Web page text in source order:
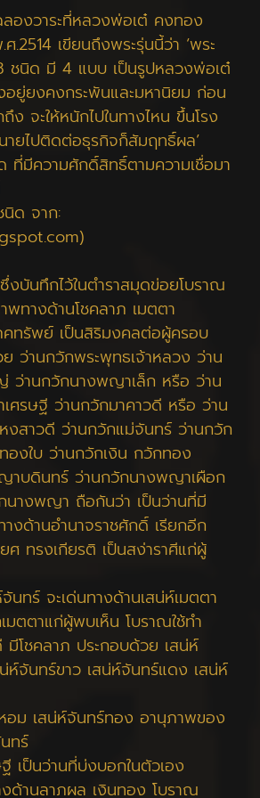
องวาระที่หลวงพ่อเต๋ คงทอง
เขียนถึงพระรุ่นนี้ว่า ‘พระ
ชนิด มี 4 แบบ เป็นรูปหลวงพ่อเต๋
อยู่ยงคงกระพันและมหานิยม ก่อน
ง จะให้หนักไปในทางไหน ขึ้นโรง
ายไปติดต่อธุรกิจก็สัมฤทธิ์ผล’
ที่มีความศักดิ์สิทธิ์ตามความเชื่อมา
ด จาก:
งบันทึกไว้ในตำราสมุดข่อยโบราณ
พทางด้านโชคลาภ เมตตา
ทรัพย์ เป็นสิริมงคลต่อผู้ครอบ
ว่านกวักพระพุทธเจ้าหลวง ว่าน
ว่านกวักนางพญาเล็ก หรือ ว่าน
ศรษฐี ว่านกวักมาคาวดี หรือ ว่าน
งสาวดี ว่านกวักแม่จันทร์ ว่านกวัก
องใบ ว่านกวักเงิน กวักทอง
าบดินทร์ ว่านกวักนางพญาเผือก
นางพญา ถือกันว่า เป็นว่านที่มี
งด้านอำนาจราชศักดิ์ เรียกอีก
ศ ทรงเกียรติ เป็นสง่าราศีแก่ผู้
นทร์ จะเด่นทางด้านเสน่ห์เมตตา
มตตาแก่ผู้พบเห็น โบราณใช้ทำ
มีโชคลาภ ประกอบด้วย เสน่ห์
ห์จันทร์ขาว เสน่ห์จันทร์แดง เสน่ห์
อม เสน่ห์จันทร์ทอง อานุภาพของ
ทร์
เป็นว่านที่บ่งบอกในตัวเอง
ด้านลาภผล เงินทอง โบราณ